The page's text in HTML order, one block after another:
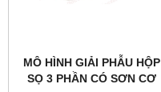
MÔ HÌNH GIẢI PHẪU HỘP
SỌ 3 PHẦN CÓ SƠN CƠ